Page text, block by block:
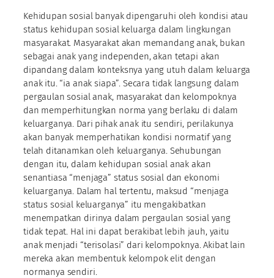
Kehidupan sosial banyak dipengaruhi oleh kondisi atau
status kehidupan sosial keluarga dalam lingkungan
masyarakat. Masyarakat akan memandang anak, bukan
sebagai anak yang independen, akan tetapi akan
dipandang dalam konteksnya yang utuh dalam keluarga
anak itu. “ia anak siapa”. Secara tidak langsung dalam
pergaulan sosial anak, masyarakat dan kelompoknya
dan memperhitungkan norma yang berlaku di dalam
keluarganya. Dari pihak anak itu sendiri, perilakunya
akan banyak memperhatikan kondisi normatif yang
telah ditanamkan oleh keluarganya. Sehubungan
dengan itu, dalam kehidupan sosial anak akan
senantiasa “menjaga” status sosial dan ekonomi
keluarganya. Dalam hal tertentu, maksud “menjaga
status sosial keluarganya” itu mengakibatkan
menempatkan dirinya dalam pergaulan sosial yang
tidak tepat. Hal ini dapat berakibat lebih jauh, yaitu
anak menjadi “terisolasi” dari kelompoknya. Akibat lain
mereka akan membentuk kelompok elit dengan
normanya sendiri.